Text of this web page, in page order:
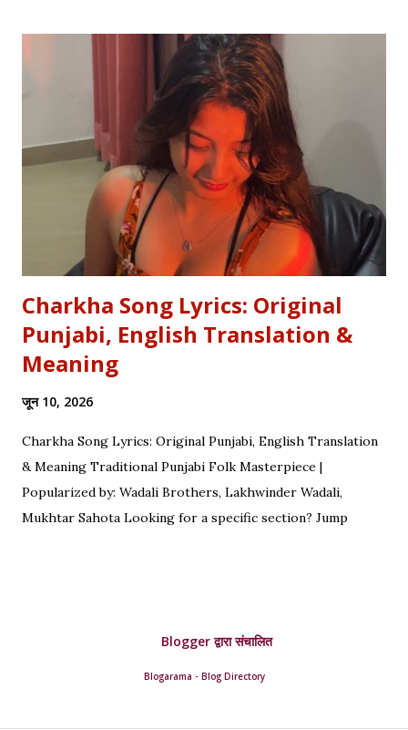
Stop Saying "My Buffalo is Dancing"! Learn the correct
English equivalents for famous Hindi idioms before your
next exam. In 2010, the internet struggled to find the
meaning of "Sau sonaar ki, ek lohaar ki." We are here to
settle that debate once and for all. Whether you are a
student eyeing the lucrative RBI Rajbhasha Adhikari Salary
& Job Profile , a scholar researching Vidyapati...
Charkha Song Lyrics: Original
Punjabi, English Translation &
Meaning
जून 10, 2026
Charkha Song Lyrics: Original Punjabi, English Translation
& Meaning Traditional Punjabi Folk Masterpiece |
Popularized by: Wadali Brothers, Lakhwinder Wadali,
Mukhtar Sahota Looking for a specific section? Jump
vekhan nu, Chuk charkha gali de vich paanwan, Ve loka
paane main katdi, Tand teriyan yaadan de paanwan. Charkhe
Blogger द्वारा संचालित
Blogarama - Blog Directory